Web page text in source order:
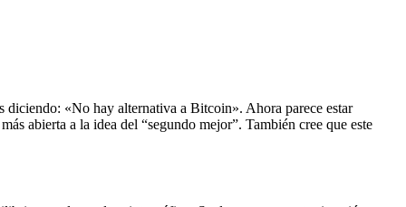
«No hay alternativa a Bitcoin». Ahora parece estar
abierta a la idea del “segundo mejor”. También cree que este